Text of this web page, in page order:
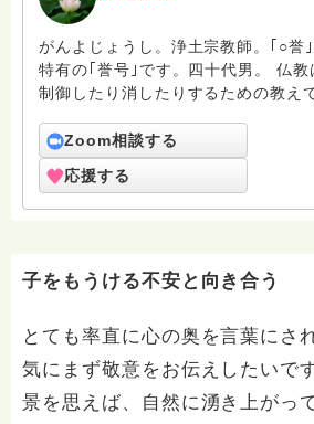
がんよじょうし。浄土宗教師。｢○誉
特有の｢誉号｣です。四十代男。 仏
制御したり消したりするための教え
Zoom相談する
応援する
子をもうける不安と向き合う
とても率直に心の奥を言葉にさ
気にまず敬意をお伝えしたいで
景を思えば、自然に湧き上がっ